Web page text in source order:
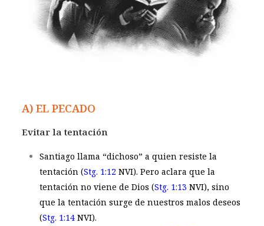
A) EL PECADO
Evitar la tentación
Santiago llama “dichoso” a quien resiste la
tentación (Stg. 1:12 NVI). Pero aclara que la
tentación no viene de Dios (Stg. 1:13 NVI), sino
que la tentación surge de nuestros malos deseos
(Stg. 1:14 NVI).